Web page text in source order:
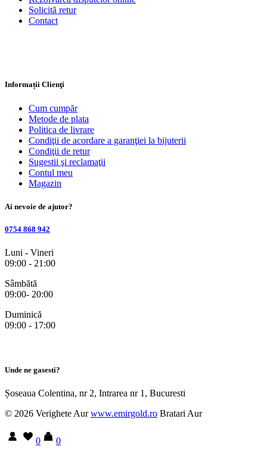
Solicită retur
Contact
Informații Clienţi
Cum cumpăr
Metode de plata
Politica de livrare
Condiţii de acordare a garanţiei la bijuterii
Condiţii de retur
Sugestii şi reclamaţii
Contul meu
Magazin
Ai nevoie de ajutor?
0754 868 942
Luni - Vineri
09:00 - 21:00
Sâmbătă
09:00- 20:00
Duminică
09:00 - 17:00
Unde ne gasesti?
Șoseaua Colentina, nr 2, Intrarea nr 1, Bucuresti
© 2026 Verighete Aurwww.emirgold.ro Bratari Aur
0
0